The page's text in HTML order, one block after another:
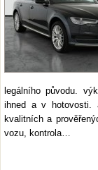
legálního původu.
ihned a v hotovosti.
kvalitních a
vozu, kontrola…